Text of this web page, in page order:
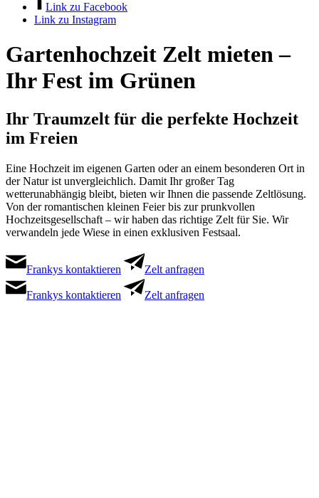
Link zu Facebook
Link zu Instagram
Gartenhochzeit Zelt mieten –
Ihr Fest im Grünen
Ihr Traumzelt für die perfekte Hochzeit
im Freien
Eine Hochzeit im eigenen Garten oder an einem besonderen Ort in
der Natur ist unvergleichlich. Damit Ihr großer Tag
wetterunabhängig bleibt, bieten wir Ihnen die passende Zeltlösung.
Von der romantischen kleinen Feier bis zur prunkvollen
Hochzeitsgesellschaft – wir haben das richtige Zelt für Sie. Wir
verwandeln jede Wiese in einen exklusiven Festsaal.
Frankys kontaktieren Zelt anfragen
Frankys kontaktieren Zelt anfragen